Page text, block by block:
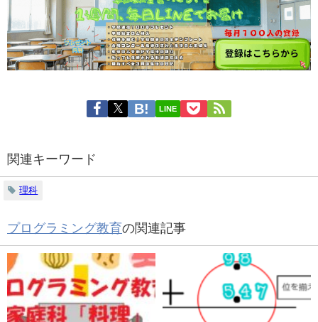
LINE
関連キーワード
理科
プログラミング教育の関連記事